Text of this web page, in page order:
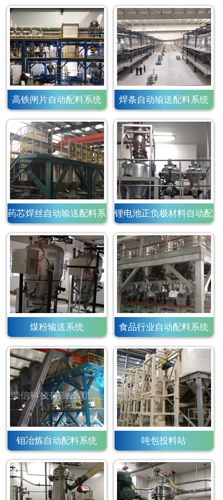
泵）
高铁闸片自动配料系统 焊条自动输送配料系统
药芯焊丝自动输送配料系
统
锂电池正负极材料自动配
料系统
煤粉输送系统 食品行业自动配料系统
钼冶炼自动配料系统 吨包投料站